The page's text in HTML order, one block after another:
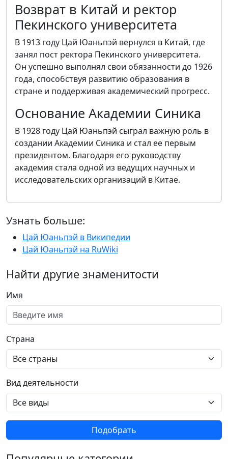
Возврат в Китай и ректор
Пекинского университета
В 1913 году Цай Юаньпэй вернулся в Китай, где
занял пост ректора Пекинского университета.
Он успешно выполнял свои обязанности до 1926
года, способствуя развитию образования в
стране и поддерживая академический прогресс.
Основание Академии Синика
В 1928 году Цай Юаньпэй сыграл важную роль в
создании Академии Синика и стал ее первым
президентом. Благодаря его руководству
академия стала одной из ведущих научных и
исследовательских организаций в Китае.
Узнать больше:
Цай Юаньпэй в Википедии
Цай Юаньпэй на RuWiki
Найти другие знаменитости
Имя
Страна
Вид деятельности
Подобрать